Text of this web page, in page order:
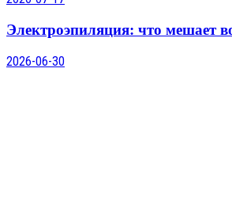
Электроэпиляция: что мешает
2026-06-30